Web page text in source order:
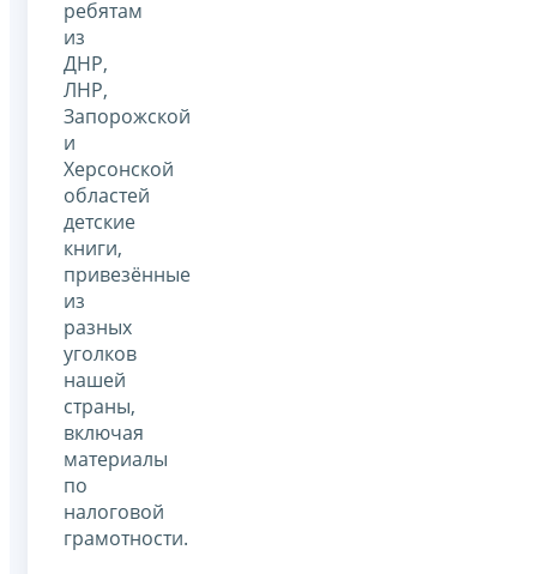
ребятам
из
ДНР,
ЛНР,
Запорожской
и
Херсонской
областей
детские
книги,
привезённые
из
разных
уголков
нашей
страны,
включая
материалы
по
налоговой
грамотности.